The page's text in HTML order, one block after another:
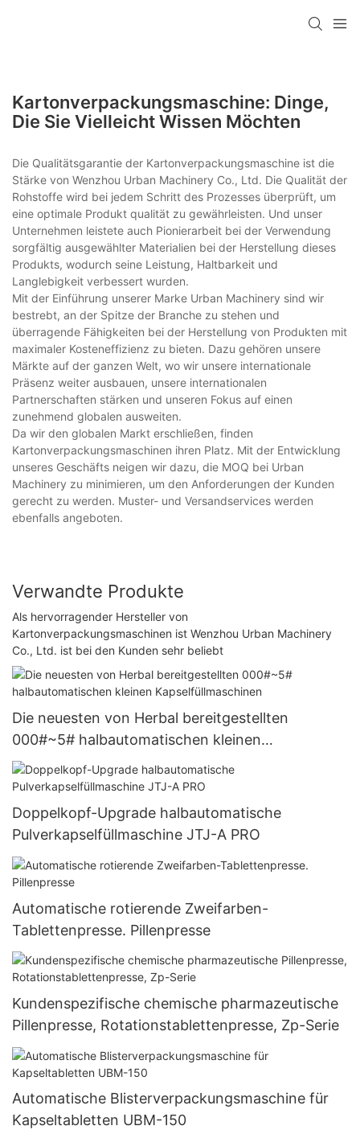
Kartonverpackungsmaschine: Dinge,
Die Sie Vielleicht Wissen Möchten
Die Qualitätsgarantie der Kartonverpackungsmaschine ist die
Stärke von Wenzhou Urban Machinery Co., Ltd. Die Qualität der
Rohstoffe wird bei jedem Schritt des Prozesses überprüft, um
eine optimale Produkt qualität zu gewährleisten. Und unser
Unternehmen leistete auch Pionierarbeit bei der Verwendung
sorgfältig ausgewählter Materialien bei der Herstellung dieses
Produkts, wodurch seine Leistung, Haltbarkeit und
Langlebigkeit verbessert wurden.
Mit der Einführung unserer Marke Urban Machinery sind wir
bestrebt, an der Spitze der Branche zu stehen und
überragende Fähigkeiten bei der Herstellung von Produkten mit
maximaler Kosteneffizienz zu bieten. Dazu gehören unsere
Märkte auf der ganzen Welt, wo wir unsere internationale
Präsenz weiter ausbauen, unsere internationalen
Partnerschaften stärken und unseren Fokus auf einen
zunehmend globalen ausweiten.
Da wir den globalen Markt erschließen, finden
Kartonverpackungsmaschinen ihren Platz. Mit der Entwicklung
unseres Geschäfts neigen wir dazu, die MOQ bei Urban
Machinery zu minimieren, um den Anforderungen der Kunden
gerecht zu werden. Muster- und Versandservices werden
ebenfalls angeboten.
Verwandte Produkte
Als hervorragender Hersteller von
Kartonverpackungsmaschinen ist Wenzhou Urban Machinery
Co., Ltd. ist bei den Kunden sehr beliebt
Die neuesten von Herbal bereitgestellten
000#~5# halbautomatischen kleinen
Kapselfüllmaschinen
Doppelkopf-Upgrade halbautomatische
Pulverkapselfüllmaschine JTJ-A PRO
Automatische rotierende Zweifarben-
Tablettenpresse. Pillenpresse
Kundenspezifische chemische pharmazeutische
Pillenpresse, Rotationstablettenpresse, Zp-Serie
Automatische Blisterverpackungsmaschine für
Kapseltabletten UBM-150